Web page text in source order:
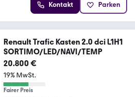
Kontakt Parken
Renault Trafic Kasten 2.0 dci L1H1
SORTIMO/LED/NAVI/TEMP
20.800 €
19% MwSt.
Fairer Preis